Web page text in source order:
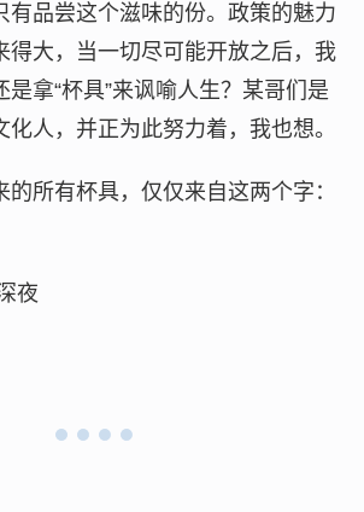
有品尝这个滋味的份。政策的魅力
得大，当一切尽可能开放之后，我
拿“杯具”来讽喻人生？某哥们是
人，并正为此努力着，我也想。
所有杯具，仅仅来自这两个字：
夜